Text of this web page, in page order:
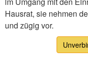
Hausrat, sie nehmen
und zügig vor.